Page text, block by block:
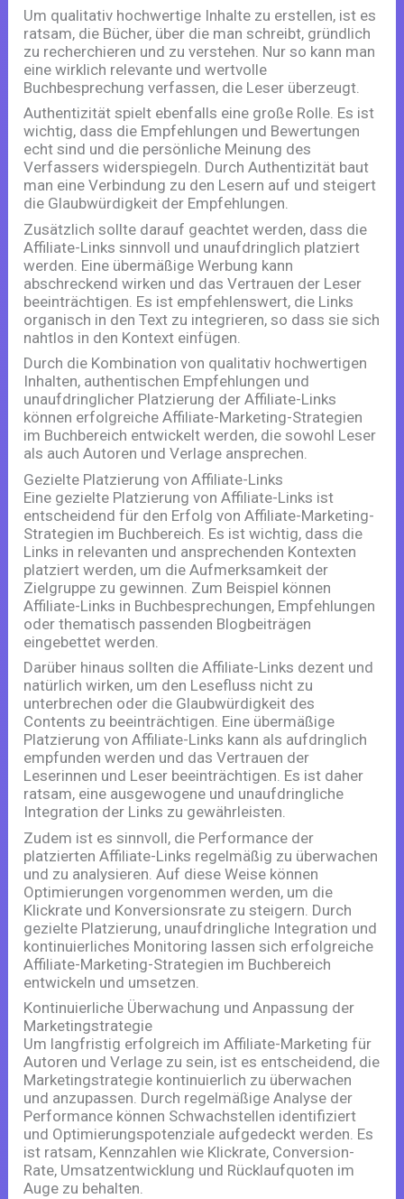
Um qualitativ hochwertige Inhalte zu erstellen, ist es
ratsam, die Bücher, über die man schreibt, gründlich
zu recherchieren und zu verstehen. Nur so kann man
eine wirklich relevante und wertvolle
Buchbesprechung verfassen, die Leser überzeugt.
Authentizität spielt ebenfalls eine große Rolle. Es ist
wichtig, dass die Empfehlungen und Bewertungen
echt sind und die persönliche Meinung des
Verfassers widerspiegeln. Durch Authentizität baut
man eine Verbindung zu den Lesern auf und steigert
die Glaubwürdigkeit der Empfehlungen.
Zusätzlich sollte darauf geachtet werden, dass die
Affiliate-Links sinnvoll und unaufdringlich platziert
werden. Eine übermäßige Werbung kann
abschreckend wirken und das Vertrauen der Leser
beeinträchtigen. Es ist empfehlenswert, die Links
organisch in den Text zu integrieren, so dass sie sich
nahtlos in den Kontext einfügen.
Durch die Kombination von qualitativ hochwertigen
Inhalten, authentischen Empfehlungen und
unaufdringlicher Platzierung der Affiliate-Links
können erfolgreiche Affiliate-Marketing-Strategien
im Buchbereich entwickelt werden, die sowohl Leser
als auch Autoren und Verlage ansprechen.
Gezielte Platzierung von Affiliate-Links
Eine gezielte Platzierung von Affiliate-Links ist
entscheidend für den Erfolg von Affiliate-Marketing-
Strategien im Buchbereich. Es ist wichtig, dass die
Links in relevanten und ansprechenden Kontexten
platziert werden, um die Aufmerksamkeit der
Zielgruppe zu gewinnen. Zum Beispiel können
Affiliate-Links in Buchbesprechungen, Empfehlungen
oder thematisch passenden Blogbeiträgen
eingebettet werden.
Darüber hinaus sollten die Affiliate-Links dezent und
natürlich wirken, um den Lesefluss nicht zu
unterbrechen oder die Glaubwürdigkeit des
Contents zu beeinträchtigen. Eine übermäßige
Platzierung von Affiliate-Links kann als aufdringlich
empfunden werden und das Vertrauen der
Leserinnen und Leser beeinträchtigen. Es ist daher
ratsam, eine ausgewogene und unaufdringliche
Integration der Links zu gewährleisten.
Zudem ist es sinnvoll, die Performance der
platzierten Affiliate-Links regelmäßig zu überwachen
und zu analysieren. Auf diese Weise können
Optimierungen vorgenommen werden, um die
Klickrate und Konversionsrate zu steigern. Durch
gezielte Platzierung, unaufdringliche Integration und
kontinuierliches Monitoring lassen sich erfolgreiche
Affiliate-Marketing-Strategien im Buchbereich
entwickeln und umsetzen.
Kontinuierliche Überwachung und Anpassung der
Marketingstrategie
Um langfristig erfolgreich im Affiliate-Marketing für
Autoren und Verlage zu sein, ist es entscheidend, die
Marketingstrategie kontinuierlich zu überwachen
und anzupassen. Durch regelmäßige Analyse der
Performance können Schwachstellen identifiziert
und Optimierungspotenziale aufgedeckt werden. Es
ist ratsam, Kennzahlen wie Klickrate, Conversion-
Rate, Umsatzentwicklung und Rücklaufquoten im
Auge zu behalten.